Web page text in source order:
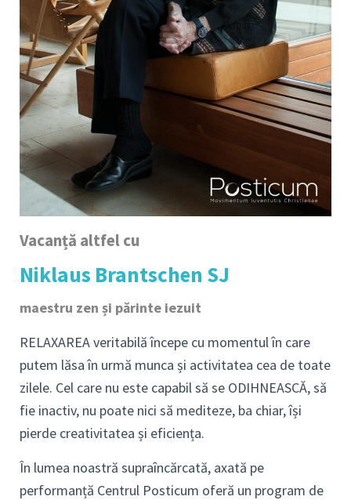
Vacanță altfel cu
Niklaus Brantschen SJ
maestru zen și părinte iezuit
RELAXAREA veritabilă începe cu momentul în care
putem lăsa în urmă munca și activitatea cea de toate
zilele. Cel care nu este capabil să se ODIHNEASCĂ, să
fie inactiv, nu poate nici să mediteze, ba chiar, își
pierde creativitatea și eficiența.
În lumea noastră supraîncărcată, axată pe
performanță Centrul Posticum oferă un program de